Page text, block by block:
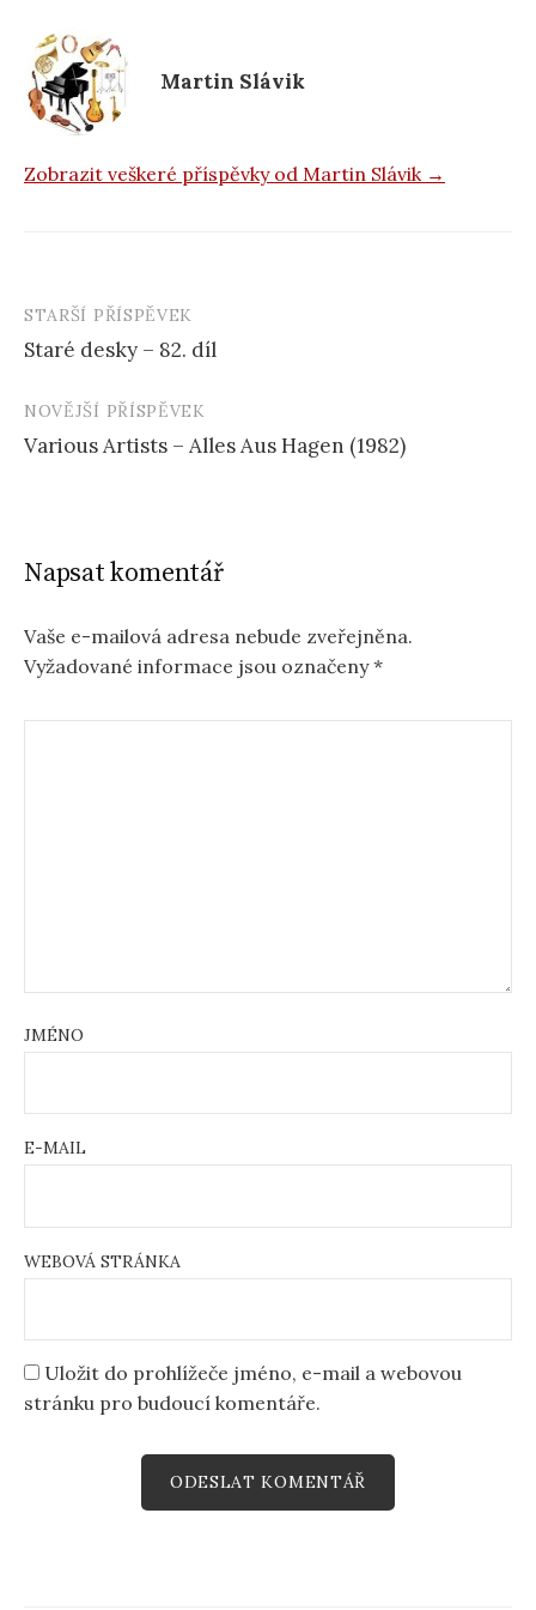
o
k Martin Slávik
Zobrazit veškeré příspěvky od Martin Slávik →
Navigace
příspěvku
STARŠÍ PŘÍSPĚVEK
Staré desky – 82. díl
NOVĚJŠÍ PŘÍSPĚVEK
Various Artists – Alles Aus Hagen (1982)
Napsat komentář
Vaše e-mailová adresa nebude zveřejněna.
Vyžadované informace jsou označeny*
JMÉNO
E-MAIL
WEBOVÁ STRÁNKA
Uložit do prohlížeče jméno, e-mail a webovou
stránku pro budoucí komentáře.